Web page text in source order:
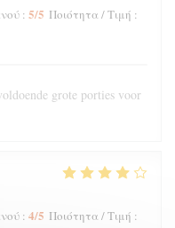
: 5/5 Ποιότητα / Τιμή :
grote porties voor
: 4/5 Ποιότητα / Τιμή :